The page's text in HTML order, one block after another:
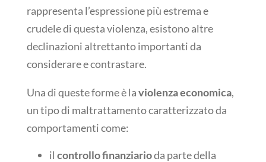
rappresenta l’espressione più estrema e
crudele di questa violenza, esistono altre
declinazioni altrettanto importanti da
considerare e contrastare.
Una di queste forme è laviolenza economica,
un tipo di maltrattamento caratterizzato da
comportamenti come:
il controllo finanziarioda parte della